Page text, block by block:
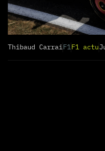
Thibaud CarraiF1F1 actu